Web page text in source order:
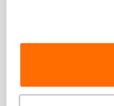
telefoninumber
arusaadavalt sa
ja kiireloomuline